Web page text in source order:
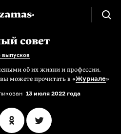
совет
выпусков
об их жизни и профессии.
можете прочитать в «Журнале»
13 июля 2022 года